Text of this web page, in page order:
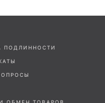
ПОДЛИННОСТИ